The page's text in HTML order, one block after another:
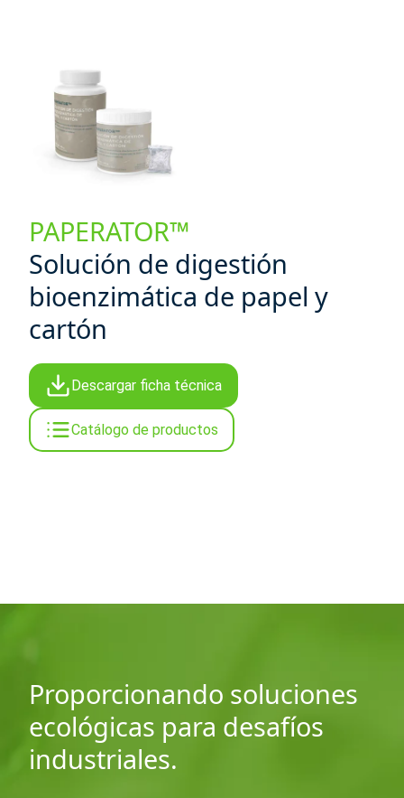
PAPERATOR™
Solución de digestión
bioenzimática de papel y
cartón
Descargar ficha técnica
Catálogo de productos
Proporcionando soluciones
ecológicas para desafíos
industriales.